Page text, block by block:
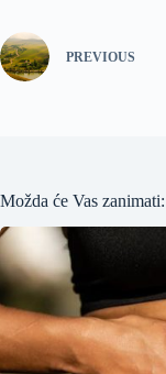
PREVIOUS
Možda će Vas zanimati: